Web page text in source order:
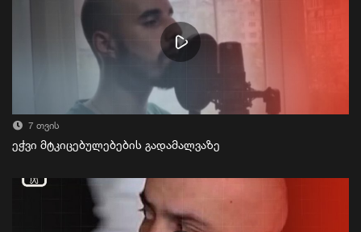
7 თვის
ეჭვი მტკიცებულებების გადამალვაზე